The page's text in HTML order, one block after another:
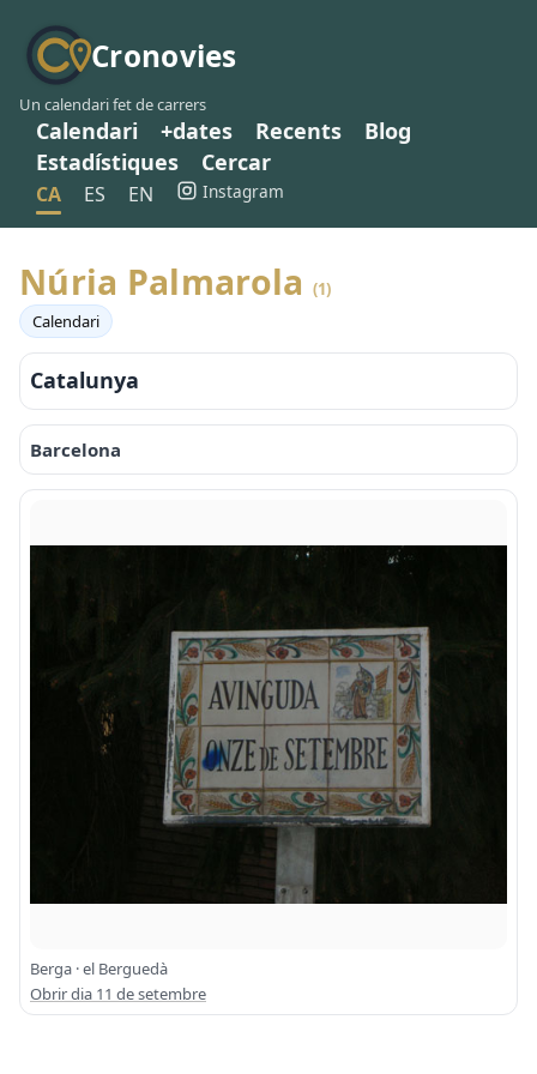
Cronovies
Un calendari fet de carrers
Calendari +dates Recents
Blog
Estadístiques
Cercar
CA ES EN Instagram
Núria Palmarola (1)
Calendari
Catalunya
Barcelona
Berga · el Berguedà
Obrir dia 11 de setembre